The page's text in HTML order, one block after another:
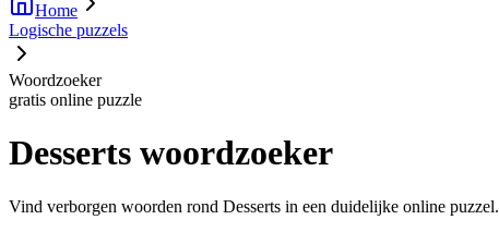
Home
Logische puzzels
Woordzoeker
gratis online puzzle
Desserts woordzoeker
Vind verborgen woorden rond Desserts in een duidelijke online